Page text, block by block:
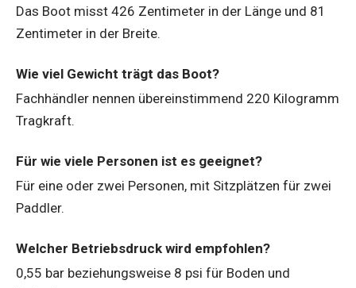
Das Boot misst 426 Zentimeter in der Länge und 81
Zentimeter in der Breite.
Wie viel Gewicht trägt das Boot?
Fachhändler nennen übereinstimmend 220 Kilogramm
Tragkraft.
Für wie viele Personen ist es geeignet?
Für eine oder zwei Personen, mit Sitzplätzen für zwei
Paddler.
Welcher Betriebsdruck wird empfohlen?
0,55 bar beziehungsweise 8 psi für Boden und